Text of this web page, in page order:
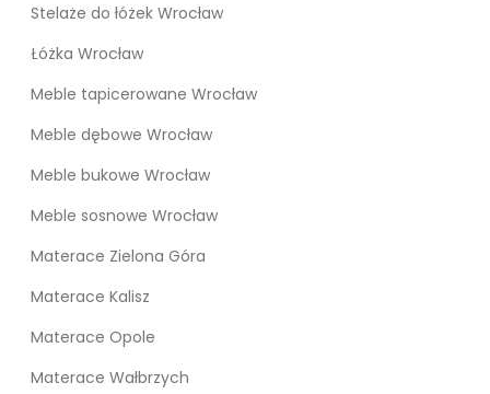
Stelaże do łóżek Wrocław
Łóżka Wrocław
Meble tapicerowane Wrocław
Meble dębowe Wrocław
Meble bukowe Wrocław
Meble sosnowe Wrocław
Materace Zielona Góra
Materace Kalisz
Materace Opole
Materace Wałbrzych